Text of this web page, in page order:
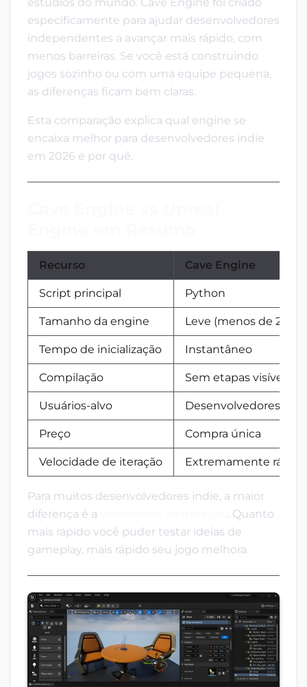
especificamente para ajudar desenvolvedores
independentes a avançar mais rápido, com
menos barreiras. Se você está construindo
jogos sozinho ou com uma equipe pequena,
as diferenças ficam bem claras.
Esta comparação explica qual engine se
encaixa melhor para desenvolvedores indie
em 2026 e por quê.
Recurso Cave Engine
Script principal Python
Tamanho da engine Leve (menos de
Tempo de inicialização Instantâneo
Compilação Sem etapas visíveis
Usuários-alvo Desenvolvedores
Preço Compra única
Velocidade de iteração Extremamente rápida
Para muitos desenvolvedores indie, a maior
diferença é a
. Quanto
mais rápido você puder testar ideias de
gameplay, mais rápido seu jogo melhora.